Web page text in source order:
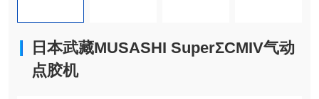
日本武藏MUSASHI SuperΣCMIV气动
点胶机